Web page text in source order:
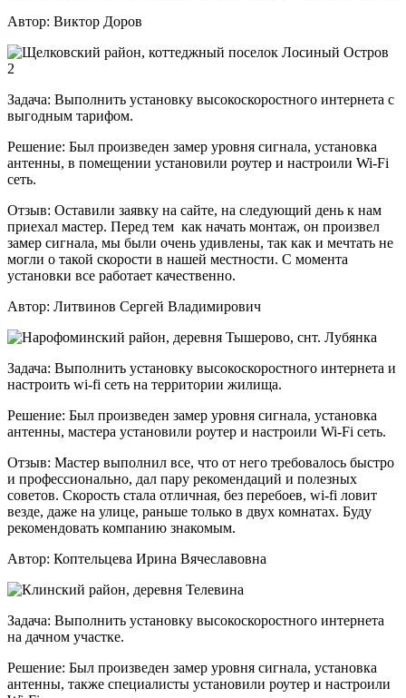
Автор: Виктор Доров
Задача: Выполнить установку высокоскоростного интернета с
выгодным тарифом.
Решение: Был произведен замер уровня сигнала, установка
антенны, в помещении установили роутер и настроили Wi-Fi
сеть.
Отзыв: Оставили заявку на сайте, на следующий день к нам
приехал мастер. Перед тем как начать монтаж, он произвел
замер сигнала, мы были очень удивлены, так как и мечтать не
могли о такой скорости в нашей местности. С момента
установки все работает качественно.
Автор: Литвинов Сергей Владимирович
Задача: Выполнить установку высокоскоростного интернета и
настроить wi-fi сеть на территории жилища.
Решение: Был произведен замер уровня сигнала, установка
антенны, мастера установили роутер и настроили Wi-Fi сеть.
Отзыв: Мастер выполнил все, что от него требовалось быстро
и профессионально, дал пару рекомендаций и полезных
советов. Скорость стала отличная, без перебоев, wi-fi ловит
везде, даже на улице, раньше только в двух комнатах. Буду
рекомендовать компанию знакомым.
Автор: Коптельцева Ирина Вячеславовна
Задача: Выполнить установку высокоскоростного интернета
на дачном участке.
Решение: Был произведен замер уровня сигнала, установка
антенны, также специалисты установили роутер и настроили